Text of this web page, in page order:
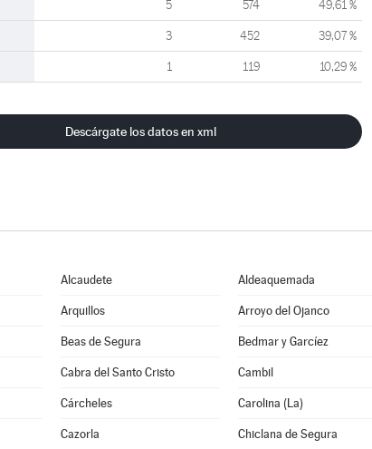
5 574 49,61 %
3 452 39,07 %
1 119 10,29 %
Descárgate los datos en xml
Alcaudete Aldeaquemada
Arquillos Arroyo del Ojanco
Beas de Segura Bedmar y Garcíez
Cabra del Santo Cristo Cambil
Cárcheles Carolina (La)
Cazorla Chiclana de Segura